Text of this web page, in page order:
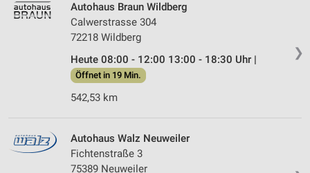
❯
Autohaus Braun Wildberg
Calwerstrasse 304
72218 Wildberg
Heute 08:00 - 12:00 13:00 - 18:30 Uhr |
Öffnet in 19 Min.
542,53 km
Autohaus Walz Neuweiler
Fichtenstraße 3
75389 Neuweiler